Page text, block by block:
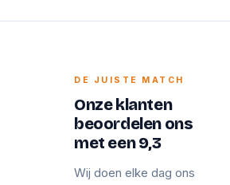
DE JUISTE MATCH
Onze klanten
beoordelen ons
met een 9,3
Wij doen elke dag ons